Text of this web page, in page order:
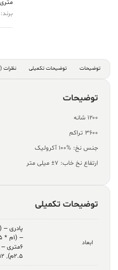
متری
برند:
توضیحات توضیحات تکمیلی نظرات (0)
توضیحات
۱۲۰۰ شانه
۳۶۰۰ تراکم
جنس نخ: %100 آکرولیک
ارتفاع نخ خاب: ۷± میلی متر
توضیحات تکمیلی
ابعاد
پادری – (۵۰س.م * ۸۰س.م)
– (۱م * ۱.۵م)
۶متری – (۳م * ۲م)
۲.۵م)
, ۱۲متری – (۳م * ۴م)